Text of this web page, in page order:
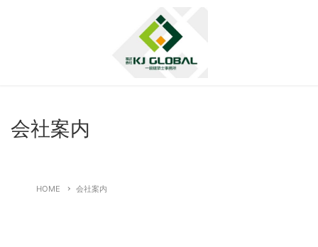
会社案内
HOME 会社案内